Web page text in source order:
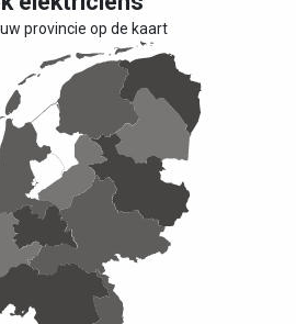
provincie op de kaart